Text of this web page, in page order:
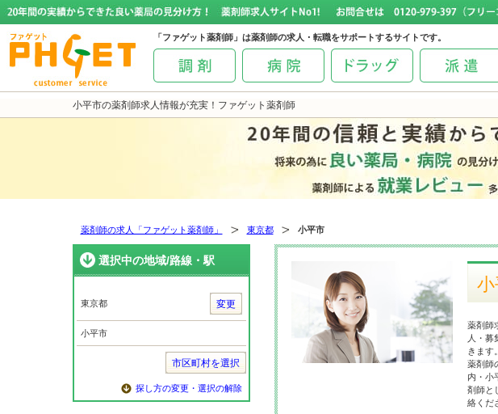
小平市の薬剤師求人情報が充実！ファゲット薬剤師
「ファゲット薬剤師」は薬剤師の求人・転職をサポートするサイトです。
薬剤師の求人「ファゲット薬剤師」 東京都 小平市
選択中の地域/路線・駅
東京都 変更
小平市
市区町村を選択
探し方の変更・選択の解除
薬剤師
人・募
きます
薬剤師
内・小
剤師と
絡くだ